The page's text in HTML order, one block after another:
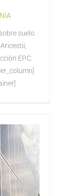
suelo.
EPC: